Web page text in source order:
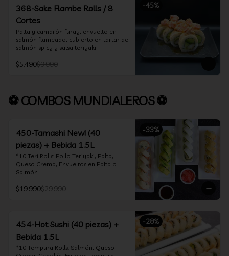
-45%
368-Sake Flambe Rolls / 8
Cortes
Palta y camarón furay, envuelto en
salmón flameado, cubierto en tartar de
salmón spicy y salsa teriyaki
$5.490$9.990
⚽ COMBOS MUNDIALEROS ⚽
-33%
450-Tamashi New! (40
piezas) + Bebida 1.5L
*10 Teri Rolls: Pollo Teriyaki, Palta,
Queso Crema, Envueltos en Palta o
Salmón.
Palta, Cebollín, Envuelto en Queso
salmón y bañado en salsa acevichada
*10 Tempura Rolls: Salmón, Queso
Crema, Cebollín, Frito en Tempura.
*Incluye 2 palitos, 2 soya 30ml, 1 salsa
teriyaki 30ml
$19.990$29.990
-28%
454-Hot Sushi (40 piezas) +
Bebida 1.5L
*10 Tempura Rolls: Salmón, Queso